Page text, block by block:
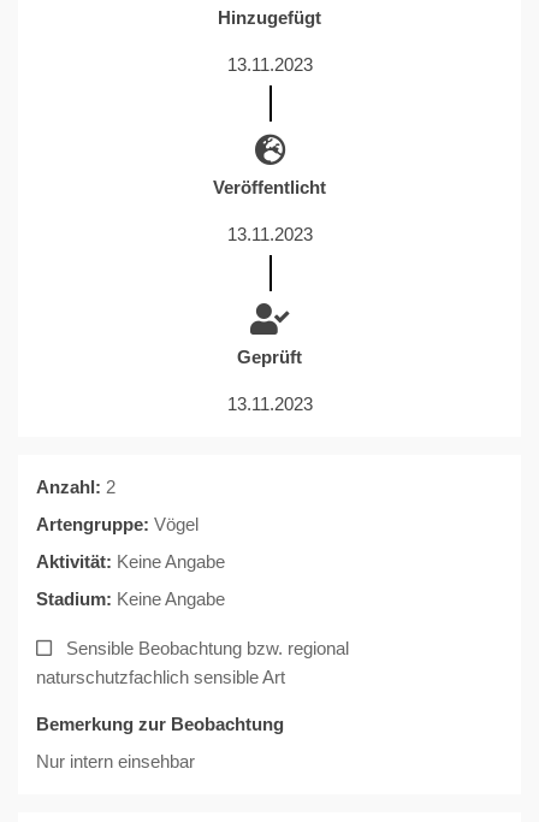
Hinzugefügt
13.11.2023
Veröffentlicht
13.11.2023
Geprüft
13.11.2023
Anzahl: 2
Artengruppe: Vögel
Aktivität: Keine Angabe
Stadium: Keine Angabe
Sensible Beobachtung bzw. regional
naturschutzfachlich sensible Art
Bemerkung zur Beobachtung
Nur intern einsehbar